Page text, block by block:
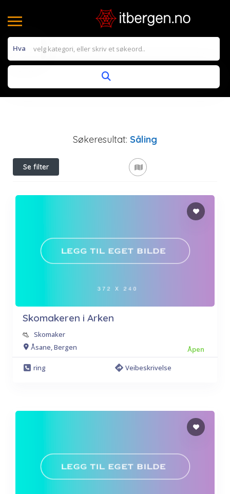
Hva
Søkeresultat: Såling
Se filter
Skomakeren i Arken
Skomaker
Åsane, Bergen
Åpen
ring
Veibeskrivelse